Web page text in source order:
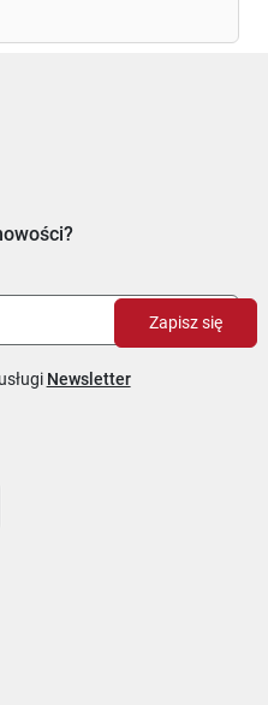
Newsletter
Zapisz się
w nowym oknie
się w nowym oknie
otworzy się w nowym
link otworzy się w
link otworzy się w